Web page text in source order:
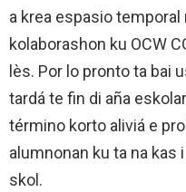
a krea espasio temporal
kolaborashon ku OCW
lès. Por lo pronto ta bai
tardá te fin di aña
término korto aliviá e
alumnonan ku ta na kas
skol.